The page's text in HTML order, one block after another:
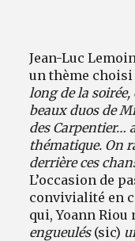
Jean-Luc
un thème choisi
long de la
beaux duos de
des Carpentier…
thématique. On
derrière ces
L’occasion de
convivialité en
qui, Yoann Riou
engueulés (sic)